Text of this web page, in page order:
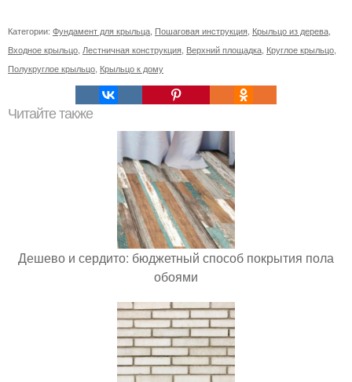
Категории: Фундамент для крыльца Пошаговая инструкция Крыльцо из дерева
Входное крыльцо Лестничная конструкция Верхний площадка Круглое крыльцо
Полукруглое крыльцо Крыльцо к дому
Читайте также
Дешево и сердито: бюджетный способ покрытия пола
обоями